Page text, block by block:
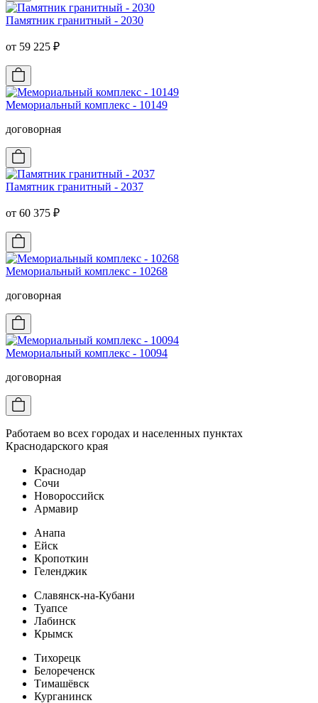
Памятник гранитный - 2030
от 59 225 ₽
Мемориальный комплекс - 10149
договорная
Памятник гранитный - 2037
от 60 375 ₽
Мемориальный комплекс - 10268
договорная
Мемориальный комплекс - 10094
договорная
Работаем во всех городах и населенных пунктах
Краснодарского края
Краснодар
Сочи
Новороссийск
Армавир
Анапа
Ейск
Кропоткин
Геленджик
Славянск-на-Кубани
Туапсе
Лабинск
Крымск
Тихорецк
Белореченск
Тимашёвск
Курганинск